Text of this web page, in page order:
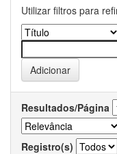
Utilizar filtros para
Resultados/Página
Registro(s)